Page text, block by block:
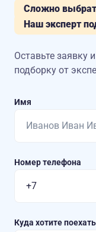
Сложно
Наш эксперт
Оставьте заявку
подборку от
Имя
Номер телефона
Куда хотите